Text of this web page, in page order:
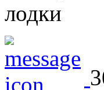
лодки